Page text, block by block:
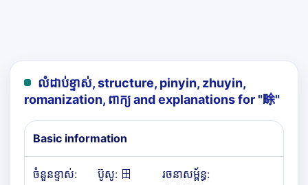
លំដាប់ខ្ទាស់, structure, pinyin, zhuyin,
romanization, ពាក្យ and explanations for "畭"
Basic information
ចំនួនខ្ទាស់:
ប៊ូសូ: 田
រចនាសម្ព័ន្ធ: